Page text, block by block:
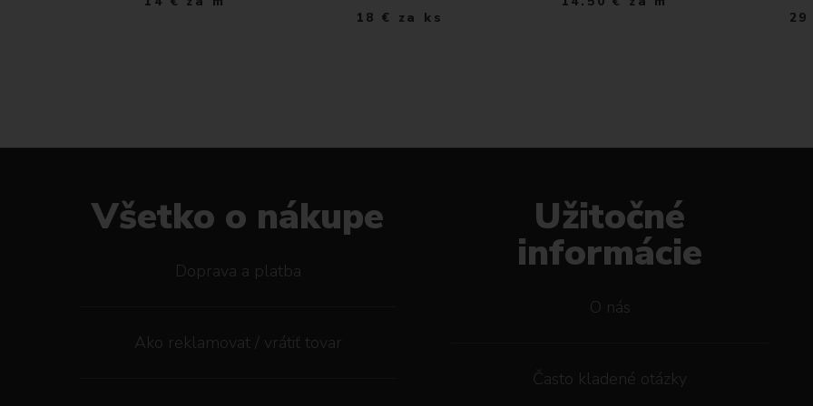
18 € za ks 29
Všetko o nákupe
Doprava a platba
Ako reklamovat / vrátiť tovar
Užitočné
informácie
O nás
Často kladené otázky